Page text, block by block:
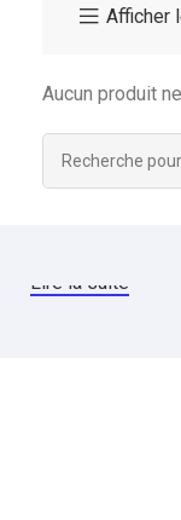
Afficher
Aucun produit
Lire la suite